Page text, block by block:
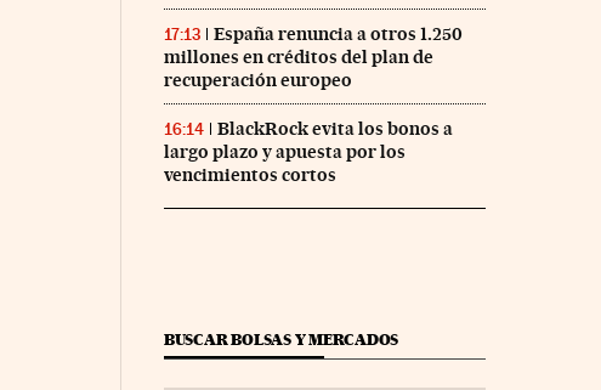
17:13
España renuncia a otros 1.250
millones en créditos del plan de
recuperación europeo
16:14
BlackRock evita los bonos a
largo plazo y apuesta por los
vencimientos cortos
BUSCAR BOLSAS Y MERCADOS